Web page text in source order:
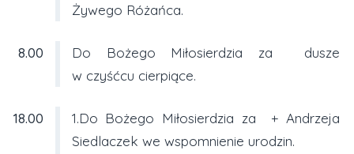
Żywego Różańca.
8.00
Do Bożego Miłosierdzia za dusze
w czyśćcu cierpiące.
18.00
1.Do Bożego Miłosierdzia za + Andrzeja
Siedlaczek we wspomnienie urodzin.